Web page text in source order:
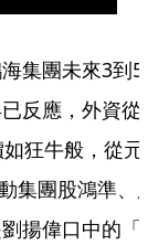
集團未來3到5
反應，外資從
狂牛般，從元
集團股鴻準、
揚偉口中的「